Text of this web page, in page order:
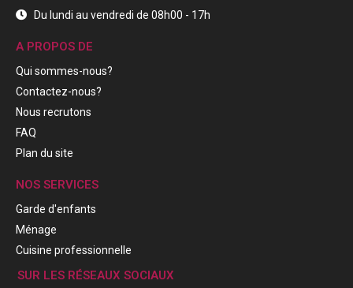
Du lundi au vendredi de 08h00 - 17h
A PROPOS DE
Qui sommes-nous?
Contactez-nous?
Nous recrutons
FAQ
Plan du site
NOS SERVICES
Garde d'enfants
Ménage
Cuisine professionnelle
SUR LES RÉSEAUX SOCIAUX